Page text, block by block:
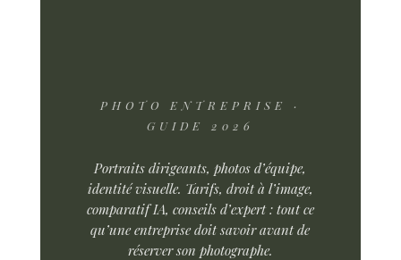
PHOTO ENTREPRISE ·
GUIDE 2026
Portraits dirigeants, photos d’équipe,
identité visuelle. Tarifs, droit à l’image,
comparatif IA, conseils d’expert : tout ce
qu’une entreprise doit savoir avant de
réserver son photographe.